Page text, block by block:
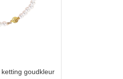
goudkleur